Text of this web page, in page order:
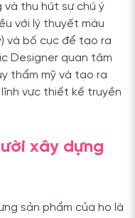
thu hút sự chú ý
với lý thuyết màu
và bố cục để tạo ra
Designer quan tâm
thẩm mỹ và tạo ra
vực thiết kế truyền
xây dựng
sản phẩm của họ là